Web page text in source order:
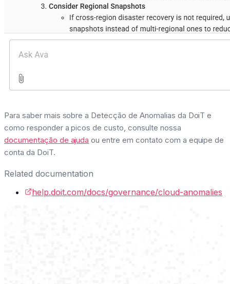
Para saber mais sobre a Detecção de Anomalias da DoiT e
como responder a picos de custo, consulte nossa
documentação de ajuda ou entre em contato com a equipe de
conta da DoiT.
Related documentation
help.doit.com/docs/governance/cloud-anomalies